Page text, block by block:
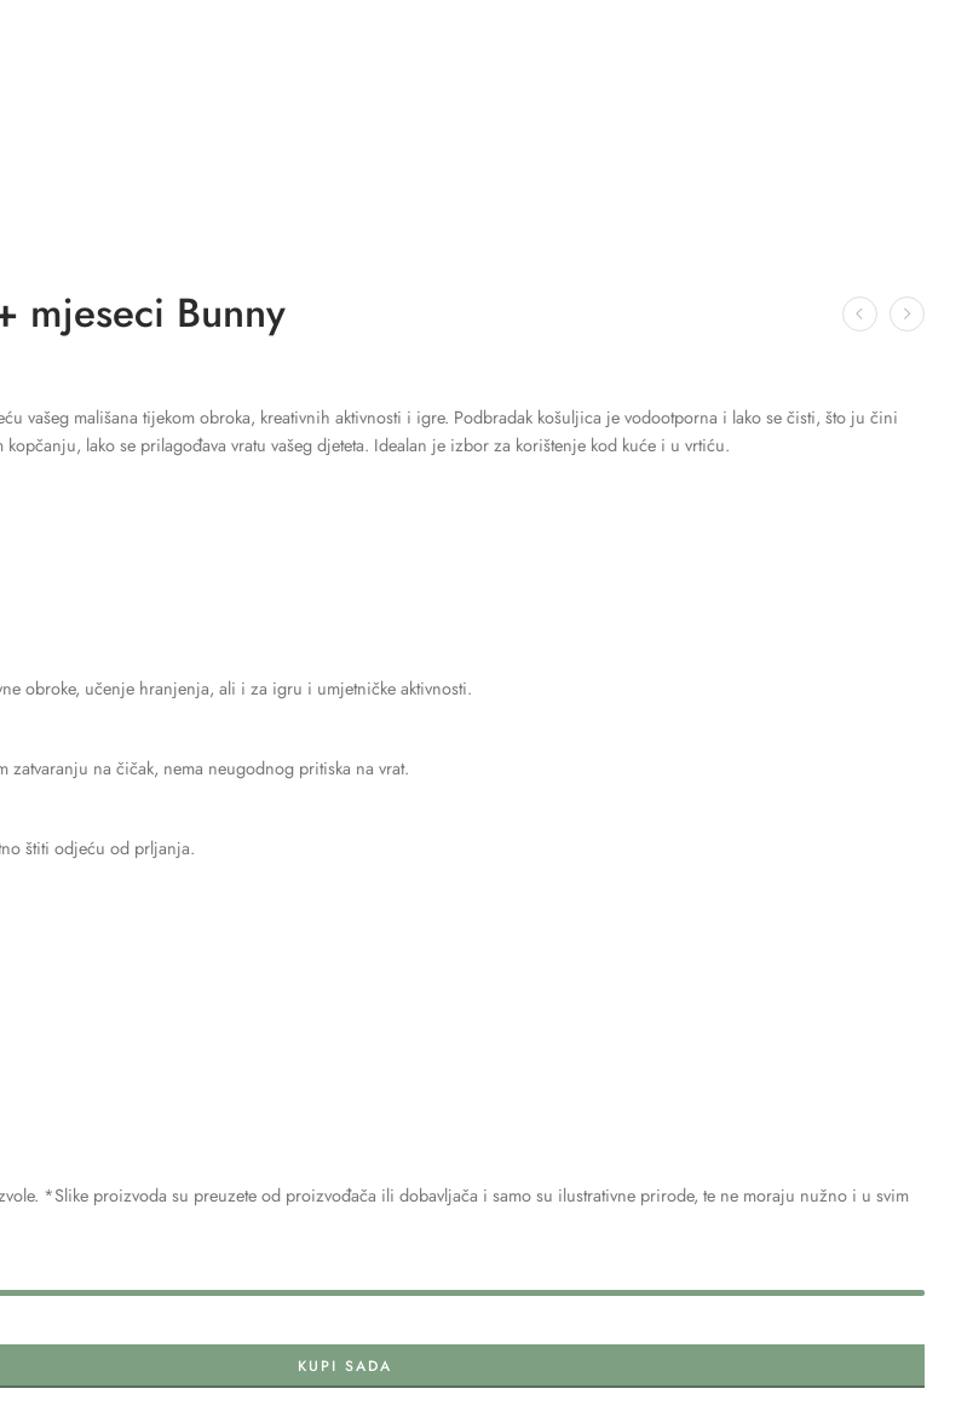
mjeseci Bunny
vašeg mališana tijekom obroka, kreativnih aktivnosti i igre. Podbradak košuljica je vodootporna i lako se čisti, što ju čini
lako se prilagođava vratu vašeg djeteta. Idealan je izbor za korištenje kod kuće i u vrtiću.
obroke, učenje hranjenja, ali i za igru i umjetničke aktivnosti.
na čičak, nema neugodnog pritiska na vrat.
štiti odjeću od prljanja.
*Slike proizvoda su preuzete od proizvođača ili dobavljača i samo su ilustrativne prirode, te ne moraju nužno i u svim
KUPI SADA